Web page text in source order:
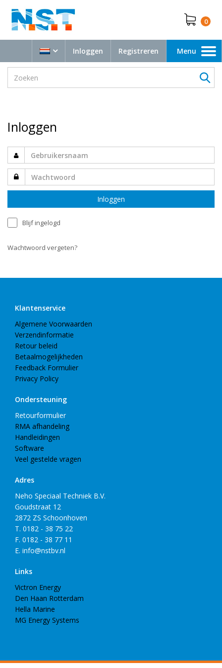
0
Inloggen Registreren
Toggle
navigation
Menu
Inloggen
Blijf ingelogd
Wachtwoord vergeten?
Klantenservice
Algemene Voorwaarden
Verzendinformatie
Retour beleid
Betaalmogelijkheden
Feedback Formulier
Privacy Policy
Ondersteuning
Retourformulier
RMA afhandeling
Handleidingen
Software
Veel gestelde vragen
Adres
Neho Speciaal Techniek B.V.
Goudstraat 12
2872 ZS Schoonhoven
T. 0182 - 38 75 22
F. 0182 - 38 77 11
E. info@nstbv.nl
Links
Victron Energy
Den Haan Rotterdam
Hella Marine
MG Energy Systems